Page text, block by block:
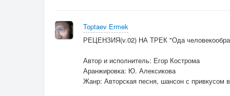
Toptaev Ermek
РЕЦЕНЗИЯ(v.02) НА ТРЕК "Ода
Автор и исполнитель: Егор Кострома
Аранжировка: Ю. Алексикова
Жанр: Авторская песня, шансон с привкусом